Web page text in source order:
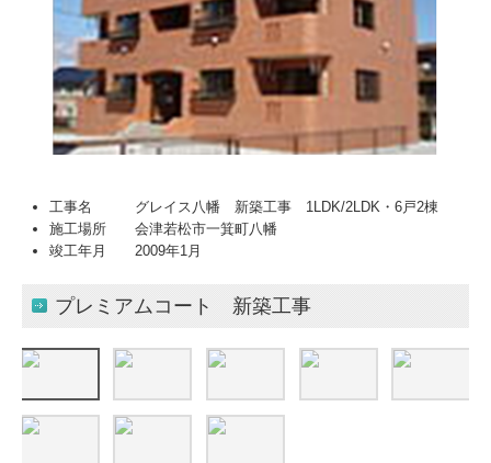
工事名 グレイス八幡 新築工事 1LDK/2LDK・6戸2棟
施工場所 会津若松市一箕町八幡
竣工年月 2009年1月
プレミアムコート 新築工事